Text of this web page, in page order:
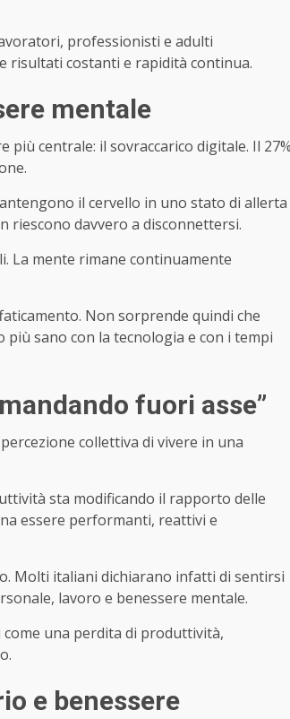
professionisti e adulti
risultati costanti e rapidità continua.
mentale
centrale: il sovraccarico digitale. Il
il cervello in uno stato di allerta
riescono davvero a disconnettersi.
La mente rimane continuamente
Non sorprende quindi che
sano con la tecnologia e con i tempi
fuori asse”
collettiva di vivere in una
sta modificando il rapporto delle
essere performanti, reattivi e
Molti italiani dichiarano infatti di sentirsi
lavoro e benessere mentale.
una perdita di produttività,
e benessere